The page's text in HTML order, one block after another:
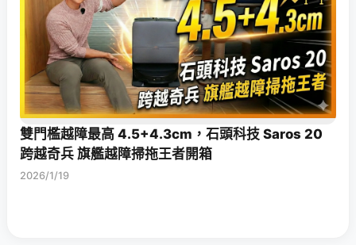
雙門檻越障最高 4.5+4.3cm，石頭科技 Saros 20
跨越奇兵 旗艦越障掃拖王者開箱
2026/1/19